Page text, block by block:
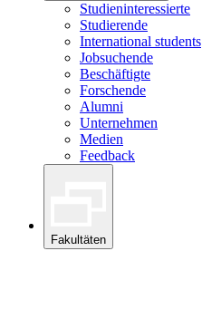
Studieninteressierte
Studierende
International students
Jobsuchende
Beschäftigte
Forschende
Alumni
Unternehmen
Medien
Feedback
Fakultäten